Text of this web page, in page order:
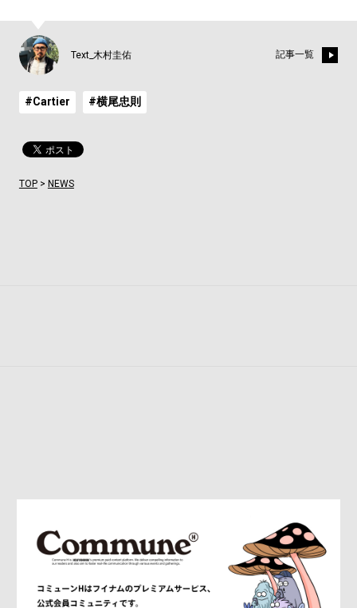
Text_木村圭佑 記事一覧
#Cartier #横尾忠則
TOP> NEWS